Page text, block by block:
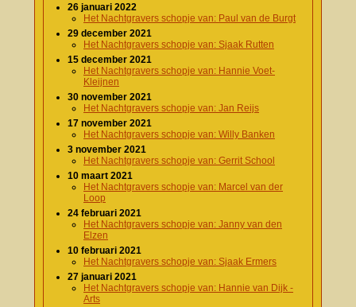
26 januari 2022
Het Nachtgravers schopje van: Paul van de Burgt
29 december 2021
Het Nachtgravers schopje van: Sjaak Rutten
15 december 2021
Het Nachtgravers schopje van: Hannie Voet-
Kleijnen
30 november 2021
Het Nachtgravers schopje van: Jan Reijs
17 november 2021
Het Nachtgravers schopje van: Willy Banken
3 november 2021
Het Nachtgravers schopje van: Gerrit School
10 maart 2021
Het Nachtgravers schopje van: Marcel van der
Loop
24 februari 2021
Het Nachtgravers schopje van: Janny van den
Elzen
10 februari 2021
Het Nachtgravers schopje van: Sjaak Ermers
27 januari 2021
Het Nachtgravers schopje van: Hannie van Dijk -
Arts